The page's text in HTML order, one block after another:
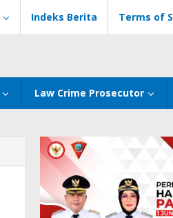
Indeks Berita Terms of
Law Crime Prosecutor